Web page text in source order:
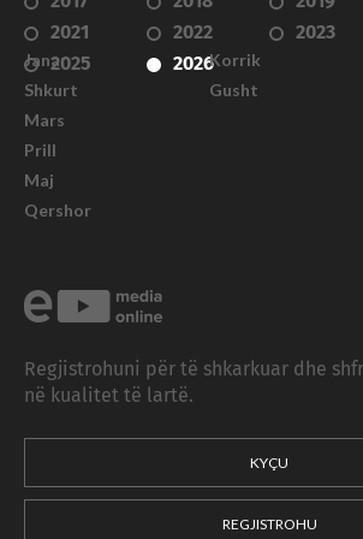
2021
2022 2023
2025
2026
Janar
Shkurt
Mars
Prill
Maj
Qershor
Korrik
Gusht
Regjistrohuni për të shkarkuar dhe
në kualitet të lartë.
KYÇU
REGJISTROHU